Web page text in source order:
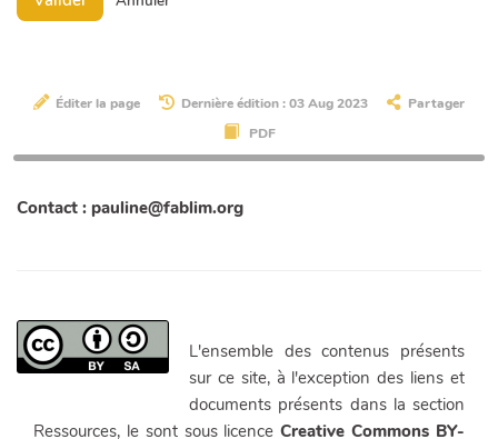
Éditer la page Dernière édition : 03 Aug 2023
Partager
PDF
Contact : pauline@fablim.org
L'ensemble des contenus présents
sur ce site, à l'exception des liens et
documents présents dans la section
Ressources, le sont sous licenceCreative Commons BY-